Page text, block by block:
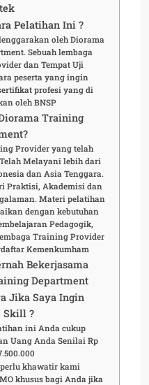
Pelatihan Ini ?
oleh Diorama
Sebuah lembaga
dan Tempat Uji
peserta yang ingin
profesi yang di
oleh BNSP
Training
Provider yang telah
Melayani lebih dari
dan Asia Tenggara.
Praktisi, Akademisi dan
Materi pelatihan
dengan kebutuhan
Pedagogik,
Training Provider
Kemenkumham
Bekerjasama
Department
Jika Saya Ingin
Skill ?
ini Anda cukup
Uang Anda Senilai Rp
khawatir kami
khusus bagi Anda jika